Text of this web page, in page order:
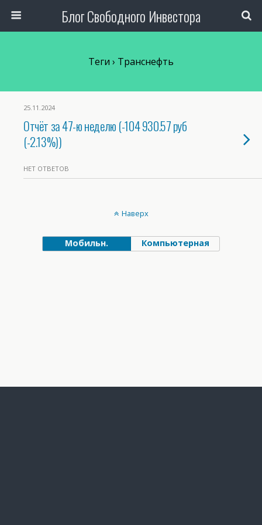
Блог Свободного Инвестора
Теги › Транснефть
25.11.2024
Отчёт за 47-ю неделю (-104 930.57 руб
(-2.13%))
НЕТ ОТВЕТОВ
Наверх
Мобильн. Компьютерная